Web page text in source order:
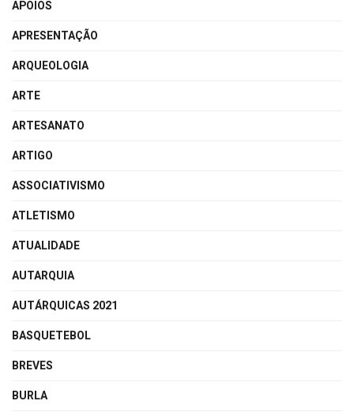
APOIOS
APRESENTAÇÃO
ARQUEOLOGIA
ARTE
ARTESANATO
ARTIGO
ASSOCIATIVISMO
ATLETISMO
ATUALIDADE
AUTARQUIA
AUTÁRQUICAS 2021
BASQUETEBOL
BREVES
BURLA